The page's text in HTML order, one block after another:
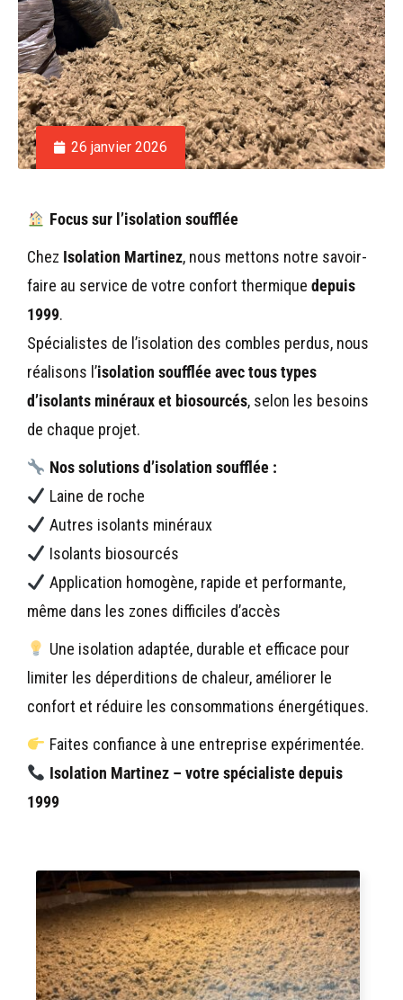
26 janvier 2026
Focus sur l’isolation soufflée
Chez Isolation Martinez, nous mettons notre savoir-
faire au service de votre confort thermique depuis
1999.
Spécialistes de l’isolation des combles perdus, nous
réalisons l’isolation soufflée avec tous types
d’isolants minéraux et biosourcés, selon les besoins
de chaque projet.
Nos solutions d’isolation soufflée :
Laine de roche
Autres isolants minéraux
Isolants biosourcés
Application homogène, rapide et performante,
même dans les zones difficiles d’accès
Une isolation adaptée, durable et efficace pour
limiter les déperditions de chaleur, améliorer le
confort et réduire les consommations énergétiques.
Faites confiance à une entreprise expérimentée.
Isolation Martinez – votre spécialiste depuis
1999